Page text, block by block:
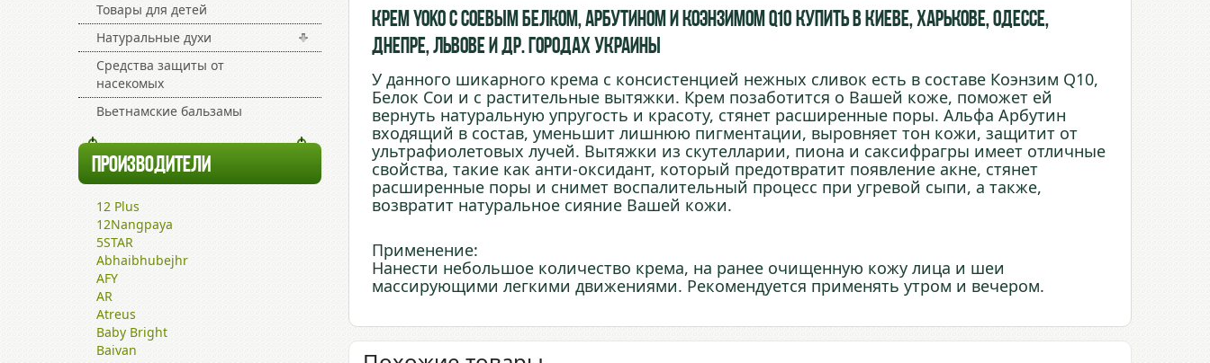
Товары для детей
Натуральные духи
Средства защиты от
насекомых
Вьетнамские бальзамы
ПРОИЗВОДИТЕЛИ
12 Plus
12Nangpaya
5STAR
Abhaibhubejhr
AFY
AR
Atreus
Baby Bright
Baivan
Крем Yoko с Соевым Белком, Арбутином и Коэнзимом Q10 купить в Киеве, Харькове, Одессе,
Днепре, Львове и др. городах Украины
У данного шикарного крема с консистенцией нежных сливок есть в составе Коэнзим Q10,
Белок Сои и с растительные вытяжки. Крем позаботится о Вашей коже, поможет ей
вернуть натуральную упругость и красоту, стянет расширенные поры. Альфа Арбутин
входящий в состав, уменьшит лишнюю пигментации, выровняет тон кожи, защитит от
ультрафиолетовых лучей. Вытяжки из скутелларии, пиона и саксифрагры имеет отличные
свойства, такие как анти-оксидант, который предотвратит появление акне, стянет
расширенные поры и снимет воспалительный процесс при угревой сыпи, а также,
возвратит натуральное сияние Вашей кожи.
Применение:
Нанести небольшое количество крема, на ранее очищенную кожу лица и шеи
массирующими легкими движениями. Рекомендуется применять утром и вечером.